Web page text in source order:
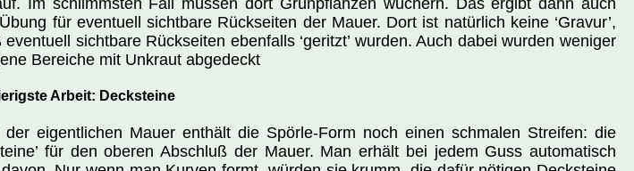
Im schlimmsten Fall müssen dort Grünpflanzen wuchern. Das ergibt dann auch
für eventuell sichtbare Rückseiten der Mauer. Dort ist natürlich keine ‘Gravur’,
eventuell sichtbare Rückseiten ebenfalls ‘geritzt’ wurden. Auch dabei wurden weniger
Bereiche mit Unkraut abgedeckt
Arbeit: Decksteine
der eigentlichen Mauer enthält die Spörle-Form noch einen schmalen Streifen: die
für den oberen Abschluß der Mauer. Man erhält bei jedem Guss automatisch